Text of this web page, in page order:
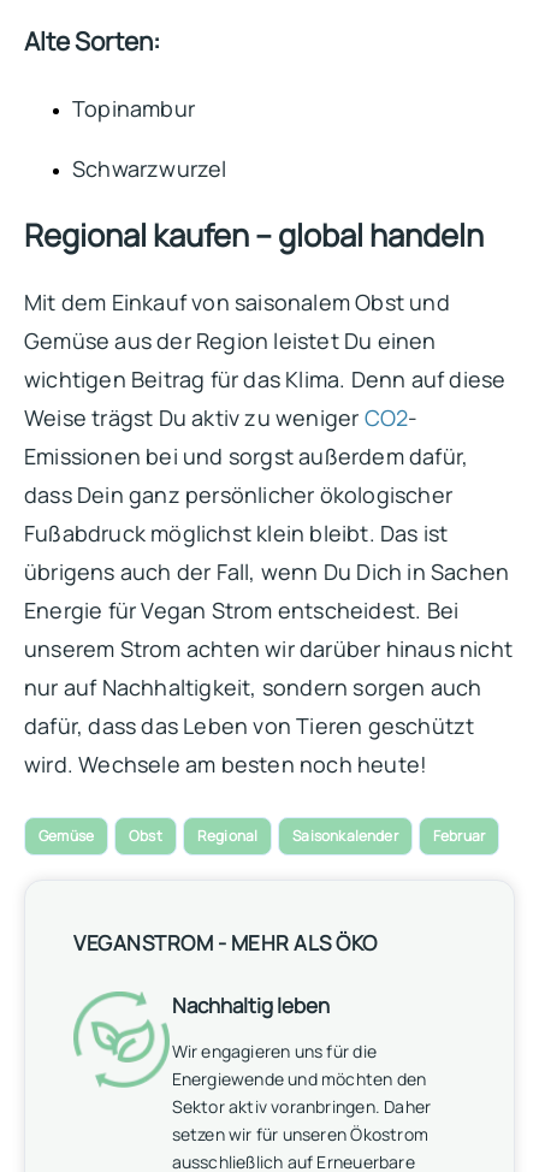
Alte Sorten:
Topinambur
Schwarzwurzel
Regional kaufen – global handeln
Mit dem Einkauf von saisonalem Obst und
Gemüse aus der Region leistet Du einen
wichtigen Beitrag für das Klima. Denn auf diese
Weise trägst Du aktiv zu weniger CO2-
Emissionen bei und sorgst außerdem dafür,
dass Dein ganz persönlicher ökologischer
Fußabdruck möglichst klein bleibt. Das ist
übrigens auch der Fall, wenn Du Dich in Sachen
Energie für Vegan Strom entscheidest. Bei
unserem Strom achten wir darüber hinaus nicht
nur auf Nachhaltigkeit, sondern sorgen auch
dafür, dass das Leben von Tieren geschützt
wird. Wechsele am besten noch heute!
Gemüse Obst Regional Saisonkalender Februar
VEGANSTROM - MEHR ALS ÖKO
Nachhaltig leben
Wir engagieren uns für die
Energiewende und möchten den
Sektor aktiv voranbringen. Daher
setzen wir für unseren Ökostrom
ausschließlich auf Erneuerbare